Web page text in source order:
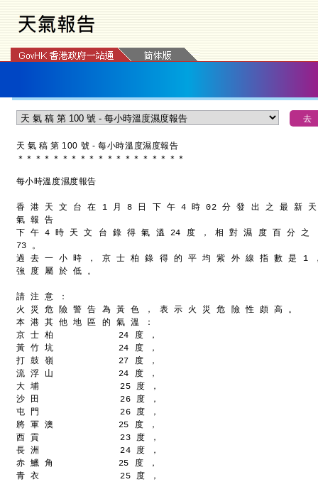
天 氣 稿 第 100 號 - 每小時溫度濕度報告
＊ ＊ ＊ ＊ ＊ ＊ ＊ ＊ ＊ ＊ ＊ ＊ ＊ ＊ ＊ ＊ ＊ ＊ ＊
每小時溫度濕度報告
香 港 天 文 台 在 1 月 8 日 下 午 4 時 02 分 發 出 之 最 新 天
氣 報 告
下 午 4 時 天 文 台 錄 得 氣 溫 24 度 ， 相 對 濕 度 百 分 之
73 。
過 去 一 小 時 ， 京 士 柏 錄 得 的 平 均 紫 外 線 指 數 是 1
強 度 屬 於 低 。
請 注 意 ：
火 災 危 險 警 告 為 黃 色 ， 表 示 火 災 危 險 性 頗 高 。
本 港 其 他 地 區 的 氣 溫 ：
京 士 柏            24 度 ，
黃 竹 坑            24 度 ，
打 鼓 嶺            27 度 ，
流 浮 山            24 度 ，
大 埔               25 度 ，
沙 田               26 度 ，
屯 門               26 度 ，
將 軍 澳            25 度 ，
西 貢               23 度 ，
長 洲               24 度 ，
赤 鱲 角            25 度 ，
青 衣               25 度 ，